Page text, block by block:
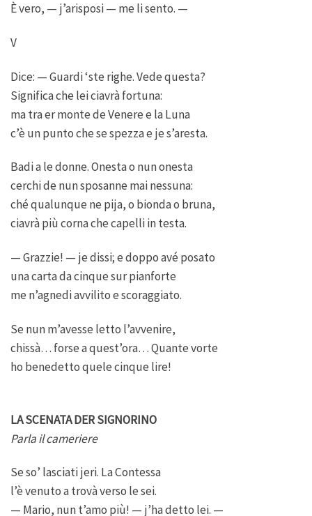
È vero, — j’arisposi — me li sento. —
V
Dice: — Guardi ‘ste righe. Vede questa?
Significa che lei ciavrà fortuna:
ma tra er monte de Venere e la Luna
c’è un punto che se spezza e je s’aresta.
Badi a le donne. Onesta o nun onesta
cerchi de nun sposanne mai nessuna:
ché qualunque ne pija, o bionda o bruna,
ciavrà più corna che capelli in testa.
— Grazzie! — je dissi; e doppo avé posato
una carta da cinque sur pianforte
me n’agnedi avvilito e scoraggiato.
Se nun m’avesse letto l’avvenire,
chissà… forse a quest’ora… Quante vorte
ho benedetto quele cinque lire!
LA SCENATA DER SIGNORINO
Parla il cameriere
Se so’ lasciati jeri. La Contessa
l’è venuto a trovà verso le sei.
— Mario, nun t’amo più! — j’ha detto lei. —